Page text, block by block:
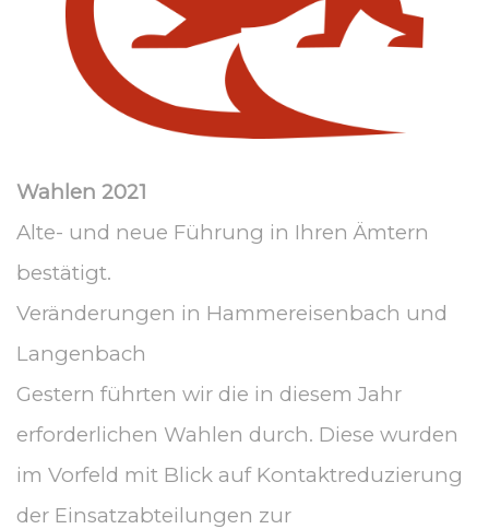
Wahlen 2021
Alte- und neue Führung in Ihren Ämtern
bestätigt.
Veränderungen in Hammereisenbach und
Langenbach
Gestern führten wir die in diesem Jahr
erforderlichen Wahlen durch. Diese wurden
im Vorfeld mit Blick auf Kontaktreduzierung
der Einsatzabteilungen zur